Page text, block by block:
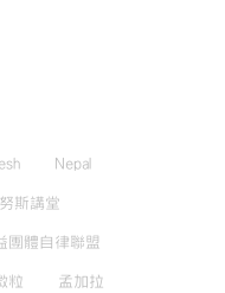
Nepal
斯講堂
團體自律聯盟
粒 孟加拉